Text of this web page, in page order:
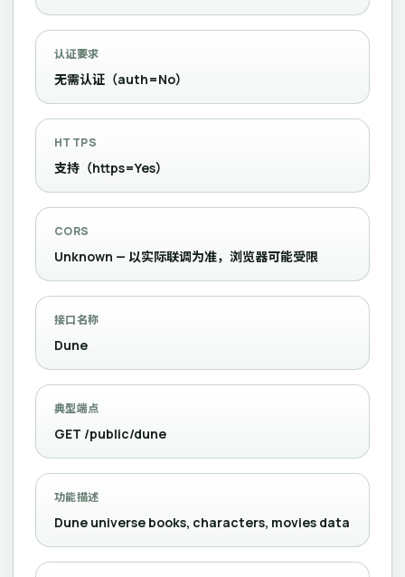
认证要求
无需认证（auth=No）
HTTPS
支持（https=Yes）
CORS
Unknown — 以实际联调为准，浏览器可能受限
接口名称
Dune
典型端点
GET /public/dune
功能描述
Dune universe books, characters, movies data